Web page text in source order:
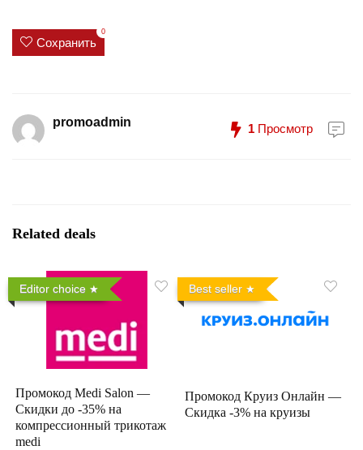
Сохранить
0
promoadmin 1 Просмотр
Related deals
Editor choice
Промокод Medi Salon —
Скидки до -35% на
компрессионный трикотаж
medi
Best seller
Промокод Круиз Онлайн —
Скидка -3% на круизы